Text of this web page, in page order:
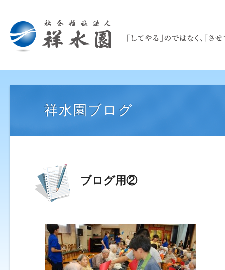
祥水園ブログ
ブログ用②